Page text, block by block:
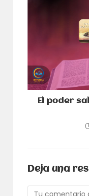
El poder
Deja una
Comentario